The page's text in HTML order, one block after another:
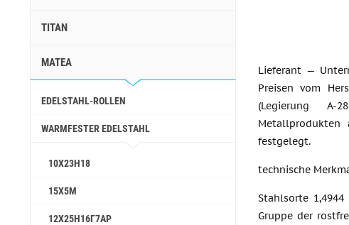
TITAN
MATEA
EDELSTAHL-ROLLEN
WARMFESTER EDELSTAHL
10Х23Н18
15Х5М
12Х25Н16Г7АР
Lieferant —
Preisen vom
(Legierung A-
Metallprodukten
festgelegt.
technische
Stahlsorte
Gruppe der